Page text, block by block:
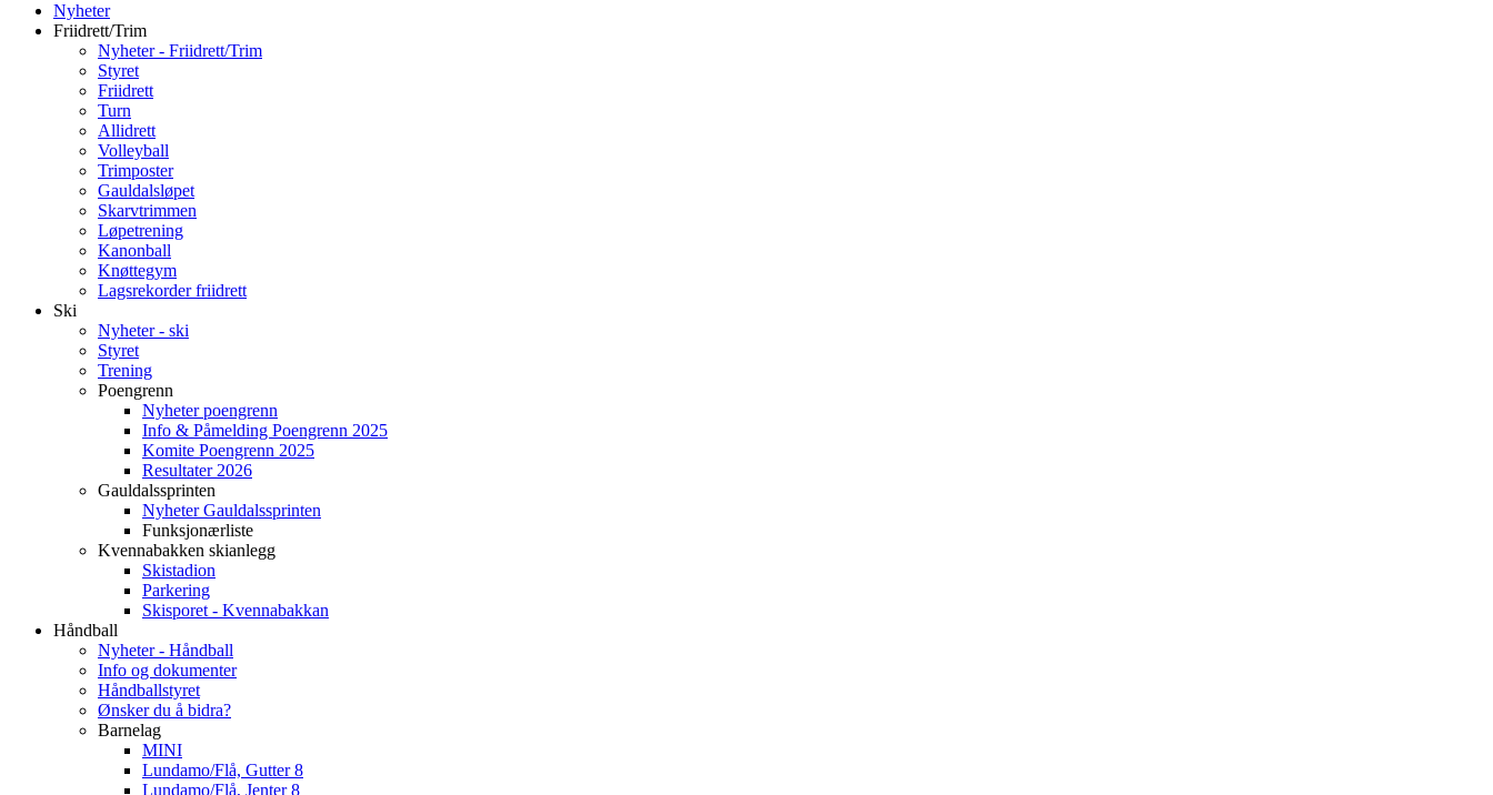
Nyheter
Friidrett/Trim
Nyheter - Friidrett/Trim
Styret
Friidrett
Turn
Allidrett
Volleyball
Trimposter
Gauldalsløpet
Skarvtrimmen
Løpetrening
Kanonball
Knøttegym
Lagsrekorder friidrett
Ski
Nyheter - ski
Styret
Trening
Poengrenn
Nyheter poengrenn
Info & Påmelding Poengrenn 2025
Komite Poengrenn 2025
Resultater 2026
Gauldalssprinten
Nyheter Gauldalssprinten
Funksjonærliste
Kvennabakken skianlegg
Skistadion
Parkering
Skisporet - Kvennabakkan
Håndball
Nyheter - Håndball
Info og dokumenter
Håndballstyret
Ønsker du å bidra?
Barnelag
MINI
Lundamo/Flå, Gutter 8
Lundamo/Flå, Jenter 8